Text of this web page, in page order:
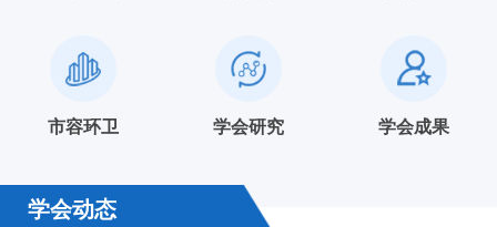
市容环卫 学会研究 学会成果
学会动态